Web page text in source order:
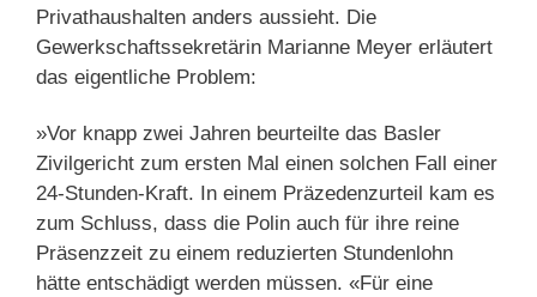
Privathaushalten anders aussieht. Die
Gewerkschaftssekretärin Marianne Meyer erläutert
das eigentliche Problem:
»Vor knapp zwei Jahren beurteilte das Basler
Zivilgericht zum ersten Mal einen solchen Fall einer
24-Stunden-Kraft. In einem Präzedenzurteil kam es
zum Schluss, dass die Polin auch für ihre reine
Präsenzzeit zu einem reduzierten Stundenlohn
hätte entschädigt werden müssen. «Für eine